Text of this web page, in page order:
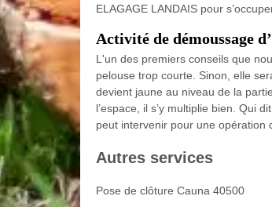
ELAGAGE LANDAIS pour
Activité de démoussage
L'un des premiers conseils que
pelouse trop courte. Sinon, elle
devient jaune au niveau de la
l’espace, il s’y multiplie bien. Qui
peut intervenir pour une opération
Autres services
Pose de clôture Cauna 40500